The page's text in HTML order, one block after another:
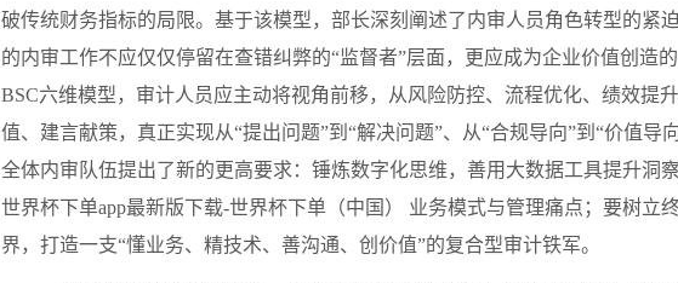
破传统财务指标的局限。 基于该模型，部长深刻阐述了内审人员角色转型的紧
的内审工作不应仅仅停留在查错纠弊的“监督者”层面，更应成为企业价值创造的
BSC六维模型，审计人员应主动将视角前移，从风险防控、流程优化、绩效提
值、建言献策，真正实现从“提出问题”到 “解决问题”、从“合规导向”到 “价值导
全体内审队伍提出了新的更高要求：锤炼数字化思维，善用大数据工具提升洞
世界杯下单app最新版下载-世界杯下单（中国） 业务模式与管理痛点；要树立
界，打造一支“懂业务、精技术、善沟通、创价值”的复合型审计铁军。